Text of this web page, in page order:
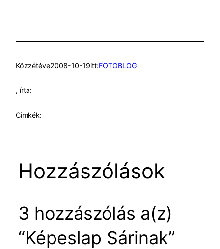
Közzétéve2008-10-19itt:FOTOBLOG
, írta:
Cimkék:
Hozzászólások
3 hozzászólás a(z)
“Képeslap Sárinak”